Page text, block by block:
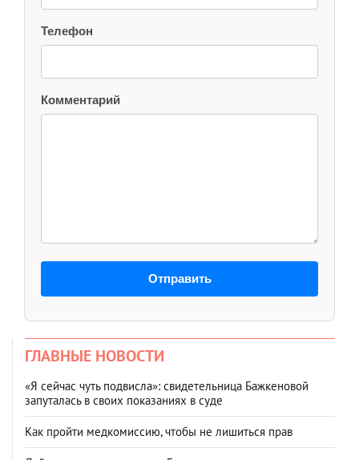
Телефон
Комментарий
Отправить
ГЛАВНЫЕ НОВОСТИ
«Я сейчас чуть подвисла»: свидетельница Бажкеновой
запуталась в своих показаниях в суде
Как пройти медкомиссию, чтобы не лишиться прав